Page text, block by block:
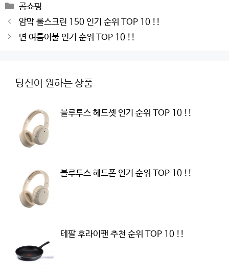
Categories
곰쇼핑
Post
navigation
암막 롤스크린 150 인기 순위 TOP 10 !!
면 여름이불 인기 순위 TOP 10 !!
당신이 원하는 상품
블루투스 헤드셋 인기 순위 TOP 10 !!
블루투스 헤드폰 인기 순위 TOP 10 !!
테팔 후라이팬 추천 순위 TOP 10 !!